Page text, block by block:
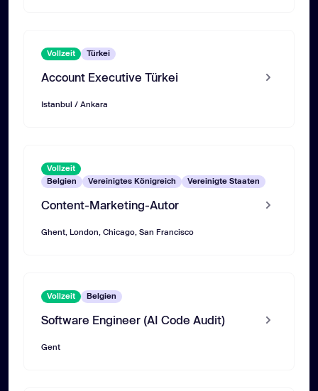
Vollzeit Türkei
Account Executive Türkei
Istanbul / Ankara
Vollzeit
Belgien
Vereinigtes Königreich Vereinigte Staaten
Content-Marketing-Autor
Ghent, London, Chicago, San Francisco
Vollzeit Belgien
Software Engineer (AI Code Audit)
Gent